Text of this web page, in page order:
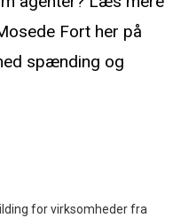
Fort her på
spænding og
for virksomheder fra